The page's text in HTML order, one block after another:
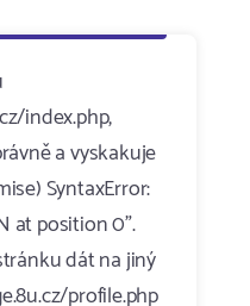
index.php,
a vyskakuje
SyntaxError:
at position 0".
dát na jiný
profile.php